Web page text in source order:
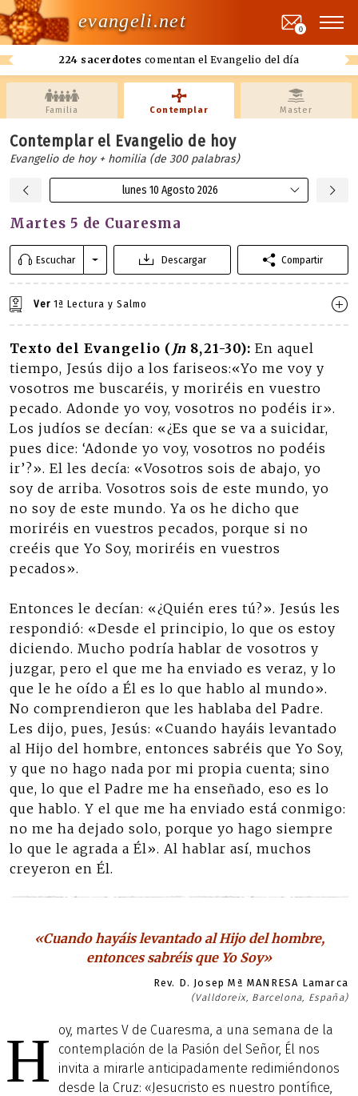
evangeli.net
224 sacerdotes comentan el Evangelio del día
0
Familia Contemplar Master
Contemplar el Evangelio de hoy
Evangelio de hoy + homilia (de 300 palabras)
lunes 10 Agosto 2026
Martes 5 de Cuaresma
Escuchar Descargar Compartir
Ver 1ª Lectura y Salmo
Texto del Evangelio ( Jn 8,21-30): En aquel
tiempo, Jesús dijo a los fariseos:«Yo me voy y
vosotros me buscaréis, y moriréis en vuestro
pecado. Adonde yo voy, vosotros no podéis ir».
Los judíos se decían: «¿Es que se va a suicidar,
pues dice: ‘Adonde yo voy, vosotros no podéis
ir’?». El les decía: «Vosotros sois de abajo, yo
soy de arriba. Vosotros sois de este mundo, yo
no soy de este mundo. Ya os he dicho que
moriréis en vuestros pecados, porque si no
creéis que Yo Soy, moriréis en vuestros
pecados».
Entonces le decían: «¿Quién eres tú?». Jesús les
respondió: «Desde el principio, lo que os estoy
diciendo. Mucho podría hablar de vosotros y
juzgar, pero el que me ha enviado es veraz, y lo
que le he oído a Él es lo que hablo al mundo».
No comprendieron que les hablaba del Padre.
Les dijo, pues, Jesús: «Cuando hayáis levantado
al Hijo del hombre, entonces sabréis que Yo Soy,
y que no hago nada por mi propia cuenta; sino
que, lo que el Padre me ha enseñado, eso es lo
que hablo. Y el que me ha enviado está conmigo:
no me ha dejado solo, porque yo hago siempre
lo que le agrada a Él». Al hablar así, muchos
creyeron en Él.
«Cuando hayáis levantado al Hijo del hombre,
entonces sabréis que Yo Soy»
Rev. D. Josep Mª MANRESA Lamarca
(Valldoreix, Barcelona, España)
H
oy, martes V de Cuaresma, a una semana de la
contemplación de la Pasión del Señor, Él nos
invita a mirarle anticipadamente redimiéndonos
desde la Cruz: «Jesucristo es nuestro pontífice,